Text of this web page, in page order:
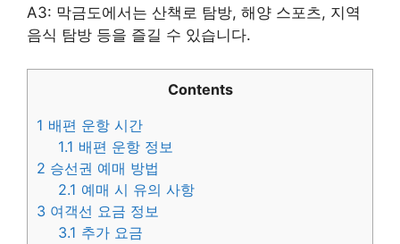
A3: 막금도에서는 산책로 탐방, 해양 스포츠, 지역
음식 탐방 등을 즐길 수 있습니다.
Contents
1 배편 운항 시간
1.1 배편 운항 정보
2 승선권 예매 방법
2.1 예매 시 유의 사항
3 여객선 요금 정보
3.1 추가 요금